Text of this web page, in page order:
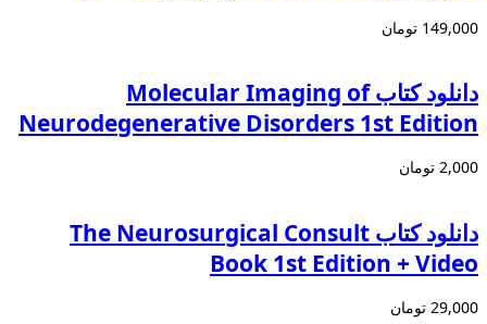
149,000 تومان
دانلود کتاب Molecular Imaging of
Neurodegenerative Disorders 1st Edition
2,000 تومان
دانلود كتاب The Neurosurgical Consult
Book 1st Edition + Video
29,000 تومان